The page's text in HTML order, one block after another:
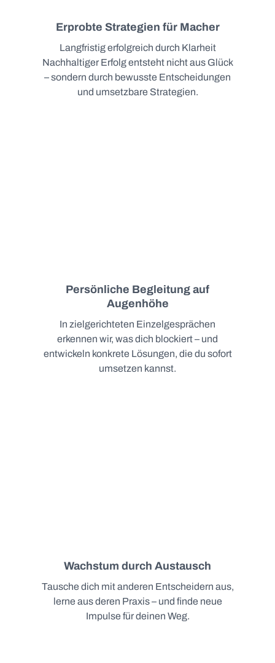
Erprobte Strategien für Macher
Langfristig erfolgreich durch Klarheit
Nachhaltiger Erfolg entsteht nicht aus Glück
– sondern durch bewusste Entscheidungen
und umsetzbare Strategien.
Persönliche Begleitung auf
Augenhöhe
In zielgerichteten Einzelgesprächen
erkennen wir, was dich blockiert – und
entwickeln konkrete Lösungen, die du sofort
umsetzen kannst.
Wachstum durch Austausch
Tausche dich mit anderen Entscheidern aus,
lerne aus deren Praxis – und finde neue
Impulse für deinen Weg.